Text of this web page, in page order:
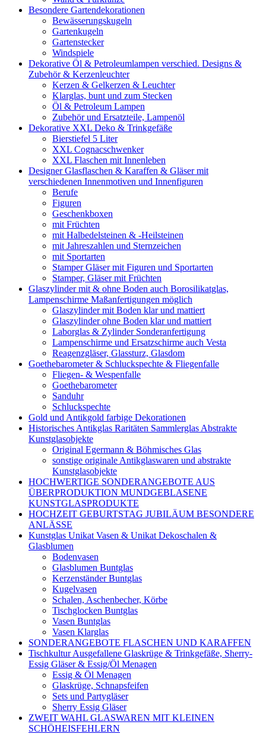
Besondere Gartendekorationen
Bewässerungskugeln
Gartenkugeln
Gartenstecker
Windspiele
Dekorative Öl & Petroleumlampen verschied. Designs &
Zubehör & Kerzenleuchter
Kerzen & Gelkerzen & Leuchter
Klarglas, bunt und zum Stecken
Öl & Petroleum Lampen
Zubehör und Ersatzteile, Lampenöl
Dekorative XXL Deko & Trinkgefäße
Bierstiefel 5 Liter
XXL Cognacschwenker
XXL Flaschen mit Innenleben
Designer Glasflaschen & Karaffen & Gläser mit
verschiedenen Innenmotiven und Innenfiguren
Berufe
Figuren
Geschenkboxen
mit Früchten
mit Halbedelsteinen & -Heilsteinen
mit Jahreszahlen und Sternzeichen
mit Sportarten
Stamper Gläser mit Figuren und Sportarten
Stamper, Gläser mit Früchten
Glaszylinder mit & ohne Boden auch Borosilikatglas,
Lampenschirme Maßanfertigungen möglich
Glaszylinder mit Boden klar und mattiert
Glaszylinder ohne Boden klar und mattiert
Laborglas & Zylinder Sonderanfertigung
Lampenschirme und Ersatzschirme auch Vesta
Reagenzgläser, Glassturz, Glasdom
Goethebarometer & Schluckspechte & Fliegenfalle
Fliegen- & Wespenfalle
Goethebarometer
Sanduhr
Schluckspechte
Gold und Antikgold farbige Dekorationen
Historisches Antikglas Raritäten Sammlerglas Abstrakte
Kunstglasobjekte
Original Egermann & Böhmisches Glas
sonstige originale Antikglaswaren und abstrakte
Kunstglasobjekte
HOCHWERTIGE SONDERANGEBOTE AUS
ÜBERPRODUKTION MUNDGEBLASENE
KUNSTGLASPRODUKTE
HOCHZEIT GEBURTSTAG JUBILÄUM BESONDERE
ANLÄSSE
Kunstglas Unikat Vasen & Unikat Dekoschalen &
Glasblumen
Bodenvasen
Glasblumen Buntglas
Kerzenständer Buntglas
Kugelvasen
Schalen, Aschenbecher, Körbe
Tischglocken Buntglas
Vasen Buntglas
Vasen Klarglas
SONDERANGEBOTE FLASCHEN UND KARAFFEN
Tischkultur Ausgefallene Glaskrüge & Trinkgefäße, Sherry-
Essig Gläser & Essig/Öl Menagen
Essig & Öl Menagen
Glaskrüge, Schnapsfeifen
Sets und Partygläser
Sherry Essig Gläser
ZWEIT WAHL GLASWAREN MIT KLEINEN
SCHÖHEISFEHLERN